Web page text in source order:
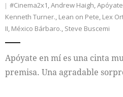
Colaboradores
Cultura
#Cinema2x1,Andrew Haigh,
Kenneth Turner., Lean on Pete, Lex
II, México Bárbaro., Steve Buscemi
Apóyate en mí es una cinta
premisa. Una agradable